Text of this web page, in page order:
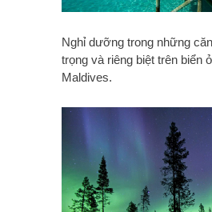
Nghỉ dưỡng trong những
trọng và riêng biệt trên biển
Maldives.